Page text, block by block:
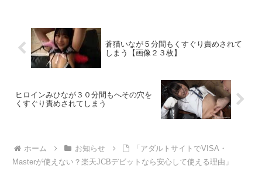
蒼猫いなが５分間もくすぐり責めされて
しまう【画像２３枚】
ヒロインみひなが３０分間もへその穴を
くすぐり責めされてしまう
ホーム お知らせ
「アダルトサイトでVISA・
Masterが使えない？楽天JCBデビットなら安心して使える理由」